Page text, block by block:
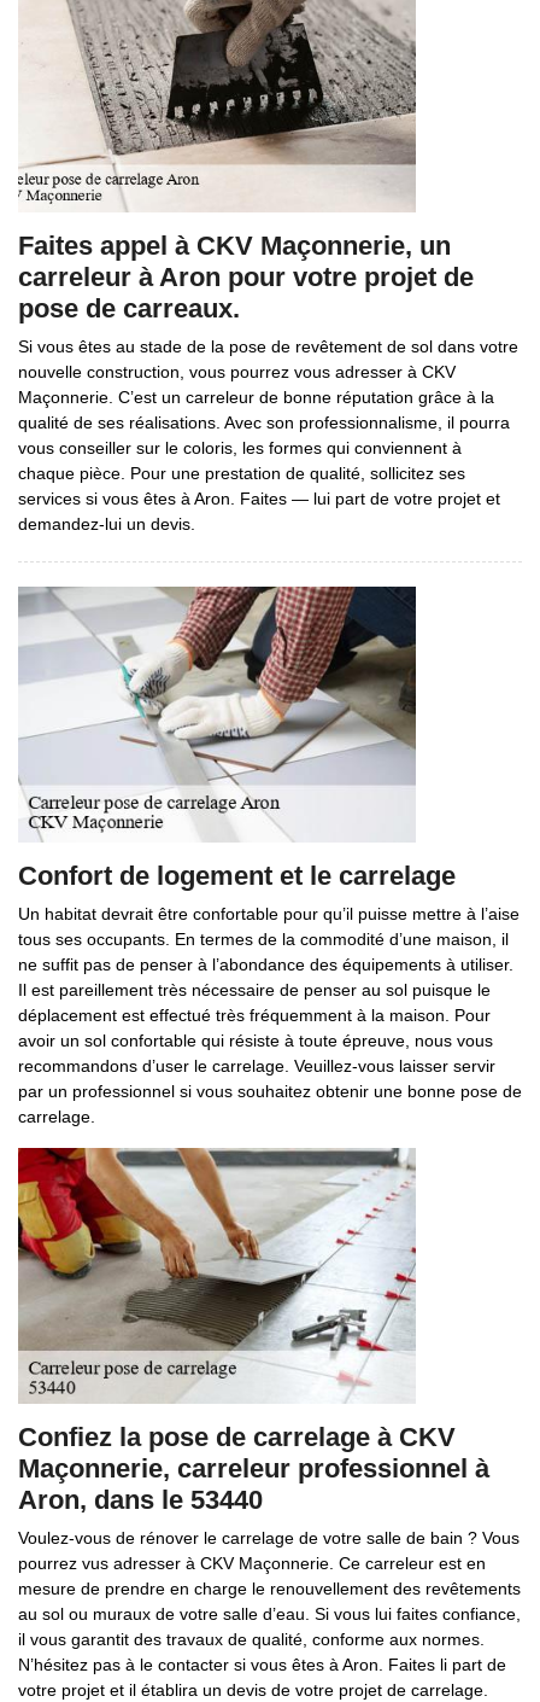
Faites appel à CKV Maçonnerie, un
carreleur à Aron pour votre projet de
pose de carreaux.
Si vous êtes au stade de la pose de revêtement de sol dans votre
nouvelle construction, vous pourrez vous adresser à CKV
Maçonnerie. C’est un carreleur de bonne réputation grâce à la
qualité de ses réalisations. Avec son professionnalisme, il pourra
vous conseiller sur le coloris, les formes qui conviennent à
chaque pièce. Pour une prestation de qualité, sollicitez ses
services si vous êtes à Aron. Faites — lui part de votre projet et
demandez-lui un devis.
Confort de logement et le carrelage
Un habitat devrait être confortable pour qu’il puisse mettre à l’aise
tous ses occupants. En termes de la commodité d’une maison, il
ne suffit pas de penser à l’abondance des équipements à utiliser.
Il est pareillement très nécessaire de penser au sol puisque le
déplacement est effectué très fréquemment à la maison. Pour
avoir un sol confortable qui résiste à toute épreuve, nous vous
recommandons d’user le carrelage. Veuillez-vous laisser servir
par un professionnel si vous souhaitez obtenir une bonne pose de
carrelage.
Confiez la pose de carrelage à CKV
Maçonnerie, carreleur professionnel à
Aron, dans le 53440
Voulez-vous de rénover le carrelage de votre salle de bain ? Vous
pourrez vus adresser à CKV Maçonnerie. Ce carreleur est en
mesure de prendre en charge le renouvellement des revêtements
au sol ou muraux de votre salle d’eau. Si vous lui faites confiance,
il vous garantit des travaux de qualité, conforme aux normes.
N’hésitez pas à le contacter si vous êtes à Aron. Faites li part de
votre projet et il établira un devis de votre projet de carrelage.